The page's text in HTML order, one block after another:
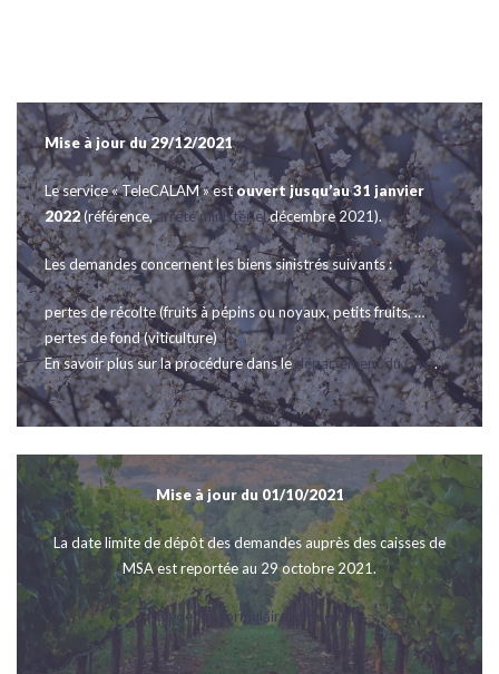
Mise à jour du 29/12/2021
Le service « TeleCALAM » estouvert jusqu’au 31 janvier
2022(référence,arrêté ministérieldécembre 2021).
Les demandes concernent les biens sinistrés suivants :
pertes de récolte (fruits à pépins ou noyaux, petits fruits, …
pertes de fond (viticulture)
En savoir plus sur la procédure dans ledépartement du Cher.
Mise à jour du 01/10/2021
La date limite de dépôt des demandes auprès des caisses de
MSA est reportée au 29 octobre 2021.
Accéder au formulaire, cliquer ici